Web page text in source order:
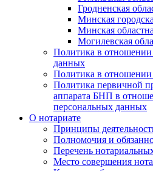
Гродненская
Минская
Минская
Могилевская
Политика в отношении
данных
Политика в отношении
Политика первичной
аппарата БНП в
персональных данных
О нотариате
Принципы
Полномочия и
Перечень
Место совершения